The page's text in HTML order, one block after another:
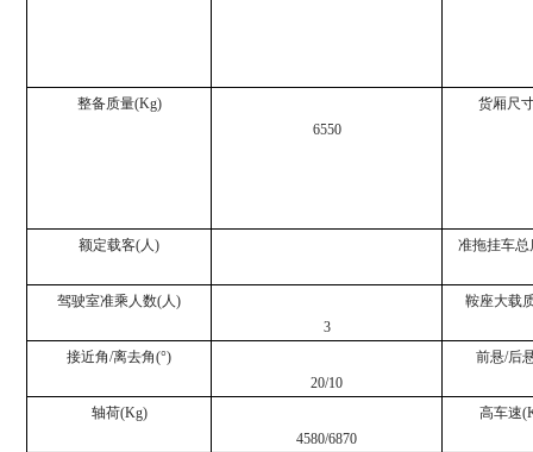
整备质量(Kg)
6550
货厢尺
额定载客(人) 准拖挂车
驾驶室准乘人数(人)
3
鞍座大载
接近角/离去角(°)
20/10
前悬/后
轴荷(Kg)
4580/6870
高车速